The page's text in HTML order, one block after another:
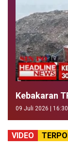
Kebakaran
09 Juli 2026 |
VIDEO